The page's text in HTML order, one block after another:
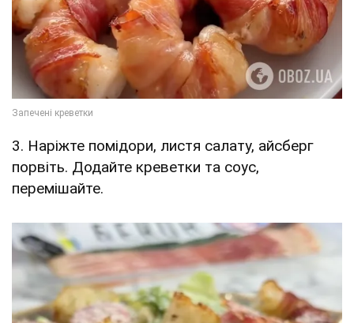
3. Наріжте помідори, листя салату, айсберг
порвіть. Додайте креветки та соус,
перемішайте.